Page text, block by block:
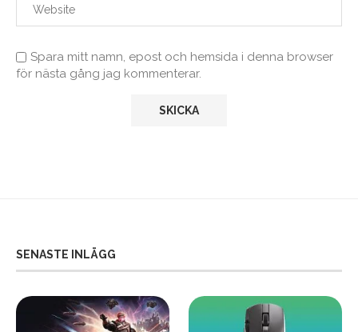
Spara mitt namn, epost och hemsida i denna browser
för nästa gång jag kommenterar.
SENASTE INLÄGG